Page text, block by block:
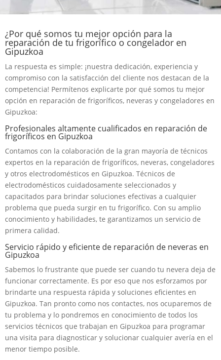
¿Por qué somos tu mejor opción para la
reparación de tu frigorífico o congelador en
Gipuzkoa
La respuesta es simple: ¡nuestra dedicación, experiencia y
compromiso con la satisfacción del cliente nos destacan de la
competencia! Permítenos explicarte por qué somos tu mejor
opción en reparación de frigoríficos, neveras y congeladores en
Gipuzkoa:
Profesionales altamente cualificados en reparación de
frigoríficos en Gipuzkoa
Contamos con la colaboración de la gran mayoría de técnicos
expertos en la reparación de frigoríficos, neveras, congeladores
y otros electrodomésticos en Gipuzkoa. Técnicos de
electrodomésticos cuidadosamente seleccionados y
capacitados para brindar soluciones efectivas a cualquier
problema que pueda surgir en tu frigorífico. Con su amplio
conocimiento y habilidades, te garantizamos un servicio de
primera calidad.
Servicio rápido y eficiente de reparación de neveras en
Gipuzkoa
Sabemos lo frustrante que puede ser cuando tu nevera deja de
funcionar correctamente. Es por eso que nos esforzamos por
brindarte una respuesta rápida y soluciones eficientes en
Gipuzkoa. Tan pronto como nos contactes, nos ocuparemos de
tu problema y lo pondremos en conocimiento de todos los
servicios técnicos que trabajan en Gipuzkoa para programar
una visita para diagnosticar y solucionar cualquier avería en el
menor tiempo posible.